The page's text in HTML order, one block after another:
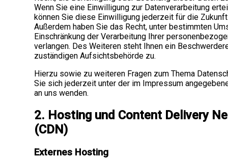
Wenn Sie eine Einwilligung zur Datenverarbeitung
können Sie diese Einwilligung jederzeit für die
Außerdem haben Sie das Recht, unter bestimmten
Einschränkung der Verarbeitung Ihrer
verlangen. Des Weiteren steht Ihnen ein
zuständigen Aufsichtsbehörde zu.
Hierzu sowie zu weiteren Fragen zum Thema
Sie sich jederzeit unter der im Impressum
an uns wenden.
2. Hosting und Content Delivery
(CDN)
Externes Hosting